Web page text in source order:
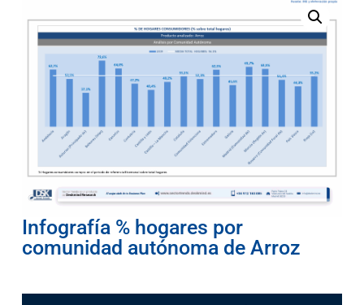
Infografía % hogares por
comunidad autónoma de Arroz